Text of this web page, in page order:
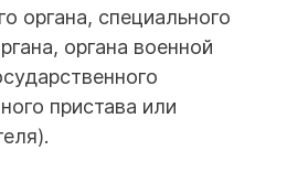
органа, специального
органа военной
пристава или